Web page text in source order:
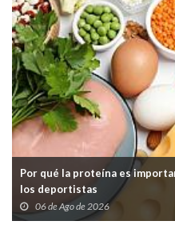
Por qué la proteína es
los deportistas
06 de Ago de 2026